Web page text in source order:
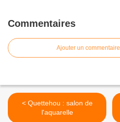
Commentaires
Ajouter un commentaire
< Quettehou : salon de
l'aquarelle